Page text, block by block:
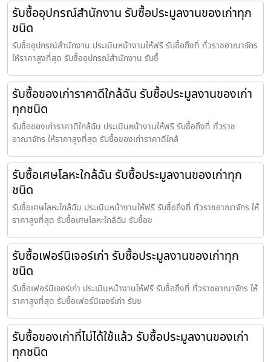
รับซื้ออุปกรณ์สำนักงาน รับซื้อประมูลงานของเก่าทุก
ชนิด
รับซื้ออุปกรณ์สำนักงาน ประเมินหน้างานให้ฟรี รับซื้อถึงที่ ทั่วราชอาณาจักร
ให้ราคาสูงที่สุด รับซื้ออุปกรณ์สำนักงาน รับซื้
รับซื้อของเก่าราคาดีใกล้ฉัน รับซื้อประมูลงานของเก่า
ทุกชนิด
รับซื้อของเก่าราคาดีใกล้ฉัน ประเมินหน้างานให้ฟรี รับซื้อถึงที่ ทั่วราช
อาณาจักร ให้ราคาสูงที่สุด รับซื้อของเก่าราคาดีใกล้
รับซื้อเศษโลหะใกล้ฉัน รับซื้อประมูลงานของเก่าทุก
ชนิด
รับซื้อเศษโลหะใกล้ฉัน ประเมินหน้างานให้ฟรี รับซื้อถึงที่ ทั่วราชอาณาจักร ให้
ราคาสูงที่สุด รับซื้อเศษโลหะใกล้ฉัน รับซื้อข
รับซื้อเฟอร์นิเจอร์เก่า รับซื้อประมูลงานของเก่าทุก
ชนิด
รับซื้อเฟอร์นิเจอร์เก่า ประเมินหน้างานให้ฟรี รับซื้อถึงที่ ทั่วราชอาณาจักร ให้
ราคาสูงที่สุด รับซื้อเฟอร์นิเจอร์เก่า รับซ
รับซื้อของเก่าที่ไม่ได้ใช้แล้ว รับซื้อประมูลงานของเก่า
ทุกชนิด